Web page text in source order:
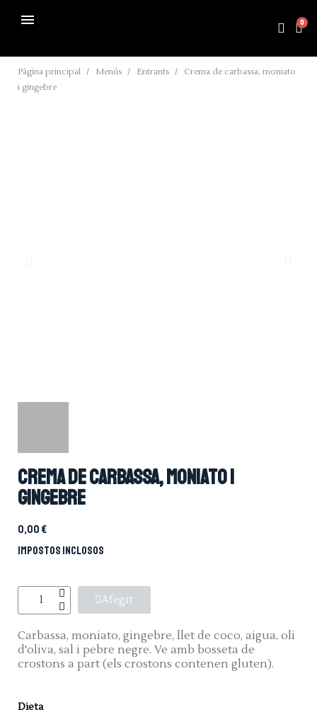
Pàgina principal Menús Entrants
Crema de carbassa, moniato
i gingebre
Crema de carbassa, moniato i
gingebre
0,00 €
Impostos inclosos
Afegir
Carbassa, moniato, gingebre, llet de coco, aigua, oli
d'oliva, sal i pebre negre. Ve amb bosseta de
crostons a part (els crostons contenen gluten).
Dieta